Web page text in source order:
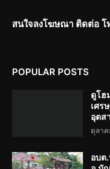
สนใจลงโฆษณา ติดต่อ
POPULAR POSTS
ดูโฮ
เศร
อุตส
ตุลา
อบต